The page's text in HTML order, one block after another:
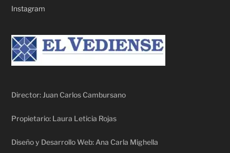
Instagram
Director: Juan Carlos Cambursano
Propietario: Laura Leticia Rojas
Diseño y Desarrollo Web: Ana Carla Mighella